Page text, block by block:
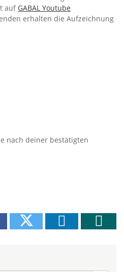
auf GABAL Youtube
erhalten die Aufzeichnung
nach deiner bestätigten